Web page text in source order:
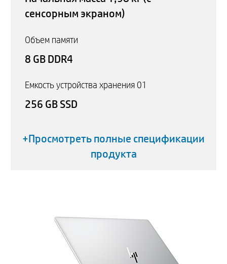
сенсорным экраном)
Объем памяти
8 GB DDR4
Емкость устройства хранения 01
256 GB SSD
+Просмотреть полные спецификации
продукта